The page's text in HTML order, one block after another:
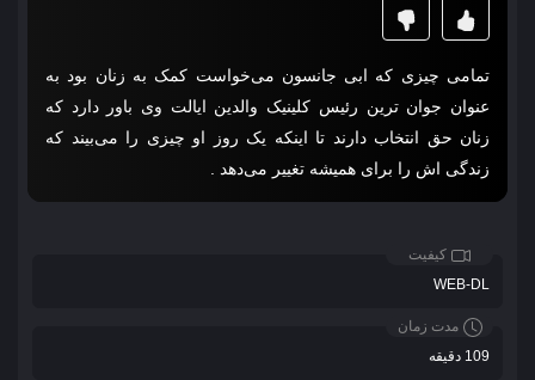
تمامی چیزی که ابی جانسون می‌خواست کمک به زنان بود به
عنوان جوان‌ ترین رئیس کلینیک والدین ایالت وی باور دارد که
زنان حق انتخاب دارند تا اینکه یک روز او چیزی را می‌بیند که
زندگی‌ اش را برای همیشه تغییر می‌دهد .
کیفیت
WEB-DL
مدت زمان
109 دقیقه